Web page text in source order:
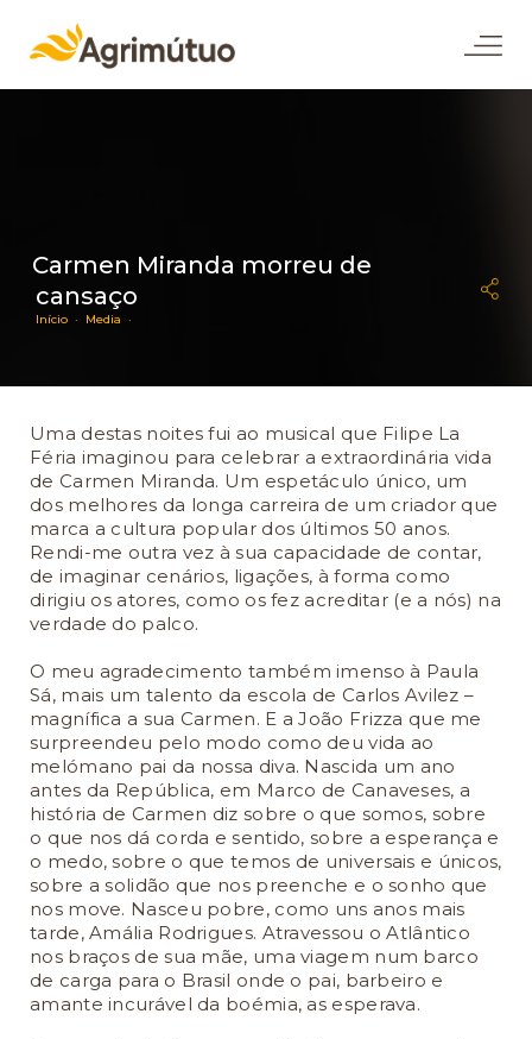
Carmen Miranda morreu de
cansaço
Início · Media ·
Uma destas noites fui ao musical que Filipe La
Féria imaginou para celebrar a extraordinária vida
de Carmen Miranda. Um espetáculo único, um
dos melhores da longa carreira de um criador que
marca a cultura popular dos últimos 50 anos.
Rendi-me outra vez à sua capacidade de contar,
de imaginar cenários, ligações, à forma como
dirigiu os atores, como os fez acreditar (e a nós) na
verdade do palco.
O meu agradecimento também imenso à Paula
Sá, mais um talento da escola de Carlos Avilez –
magnífica a sua Carmen. E a João Frizza que me
surpreendeu pelo modo como deu vida ao
melómano pai da nossa diva. Nascida um ano
antes da República, em Marco de Canaveses, a
história de Carmen diz sobre o que somos, sobre
o que nos dá corda e sentido, sobre a esperança e
o medo, sobre o que temos de universais e únicos,
sobre a solidão que nos preenche e o sonho que
nos move. Nasceu pobre, como uns anos mais
tarde, Amália Rodrigues. Atravessou o Atlântico
nos braços de sua mãe, uma viagem num barco
de carga para o Brasil onde o pai, barbeiro e
amante incurável da boémia, as esperava.